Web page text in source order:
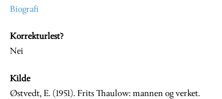
Biografi
Korrekturlest?
Nei
Kilde
Østvedt, E. (1951). Frits Thaulow: mannen og verket.